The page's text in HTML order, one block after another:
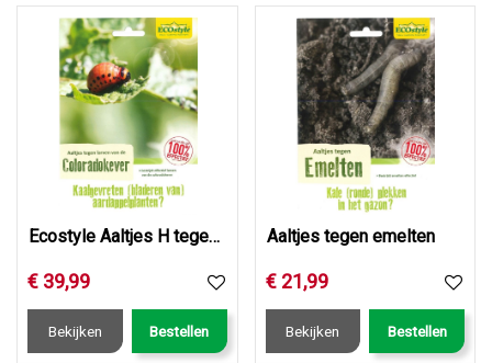
Ecostyle Aaltjes H tegen larven coloradokever 50 mln/100 m2
€ 39,99
Bekijken Bestellen
Aaltjes tegen emelten
€ 21,99
Bekijken Bestellen